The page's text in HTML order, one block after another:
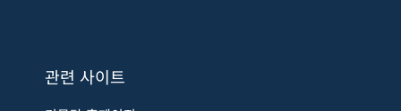
관련 사이트